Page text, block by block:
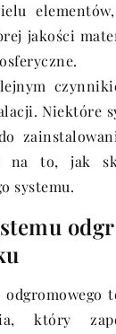
jakości
Niektóre
na to, jak
systemu.
odgromowego
który